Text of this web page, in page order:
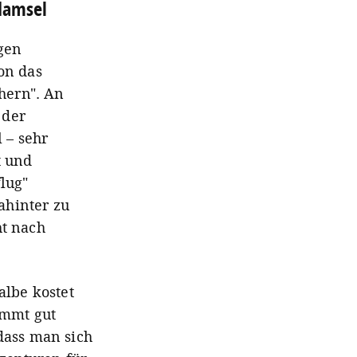
das
An
sehr
und
zu
nach
kostet
gut
man sich